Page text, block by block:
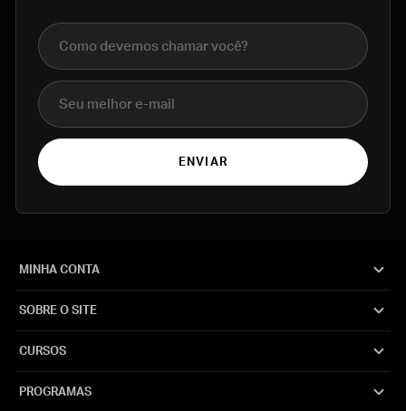
Nome completo
E-mail
ENVIAR
MINHA CONTA
SOBRE O SITE
CURSOS
PROGRAMAS